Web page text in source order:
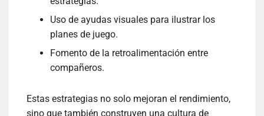
Uso de ayudas visuales para ilustrar los
planes de juego.
Fomento de la retroalimentación entre
compañeros.
Estas estrategias no solo mejoran el rendimiento,
sino que también construyen una cultura de